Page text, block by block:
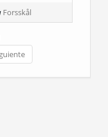
Forsskål